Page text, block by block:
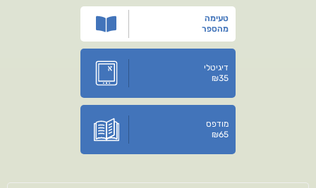
טעימה
מהספר
דיגיטלי
₪35
מודפס
₪65